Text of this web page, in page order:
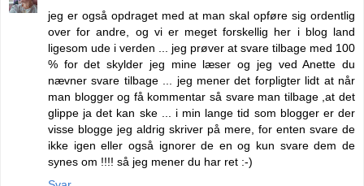
jeg er også opdraget med at man skal opføre sig ordentlig
over for andre, og vi er meget forskellig her i blog land
ligesom ude i verden ... jeg prøver at svare tilbage med 100
% for det skylder jeg mine læser og jeg ved Anette du
nævner svare tilbage ... jeg mener det forpligter lidt at når
man blogger og få kommentar så svare man tilbage ,at det
glippe ja det kan ske ... i min lange tid som blogger er der
visse blogge jeg aldrig skriver på mere, for enten svare de
ikke igen eller også ignorer de en og kun svare dem de
synes om !!!! så jeg mener du har ret :-)